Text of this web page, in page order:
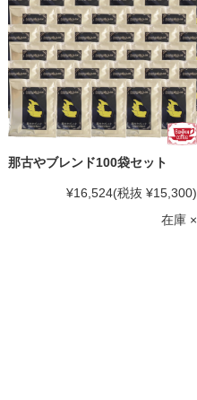
那古やブレンド100袋セット
¥16,524(税抜 ¥15,300)
在庫 ×